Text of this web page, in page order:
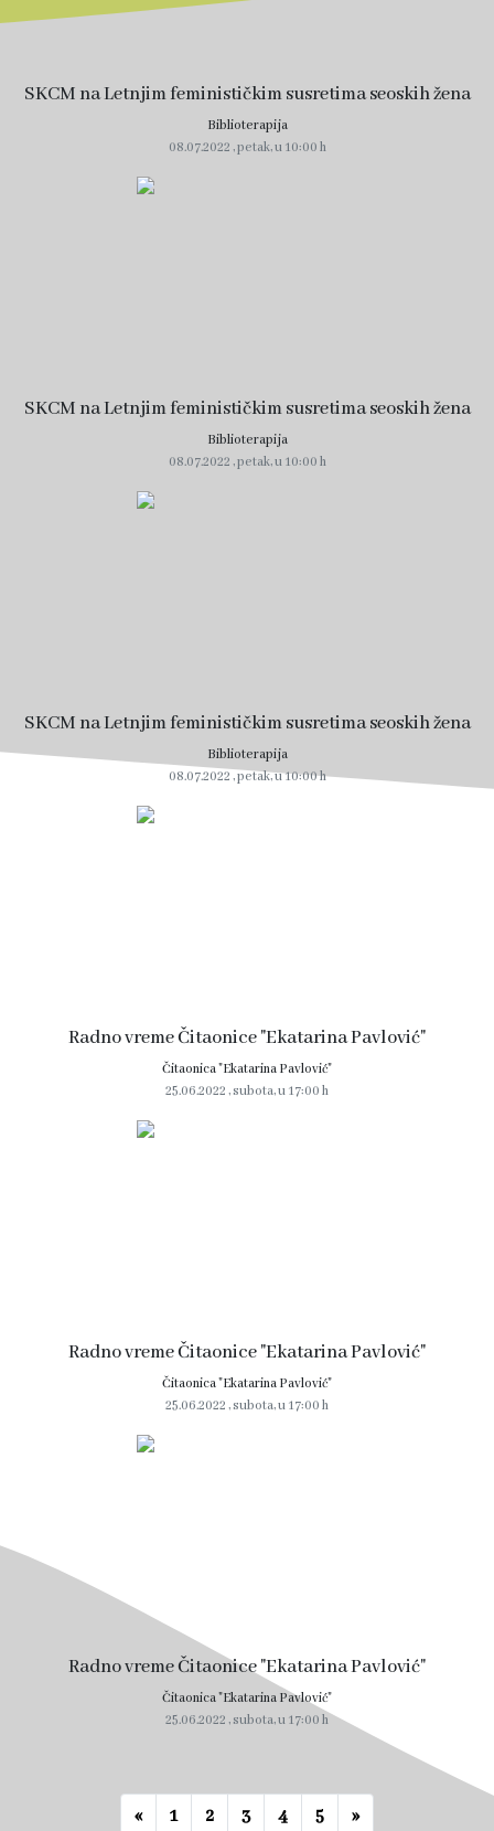
SKCM na Letnjim feminističkim susretima seoskih žena
Biblioterapija
08.07.2022 , petak, u 10:00 h
SKCM na Letnjim feminističkim susretima seoskih žena
Biblioterapija
08.07.2022 , petak, u 10:00 h
SKCM na Letnjim feminističkim susretima seoskih žena
Biblioterapija
08.07.2022 , petak, u 10:00 h
Radno vreme Čitaonice "Ekatarina Pavlović"
Čitaonica "Ekatarina Pavlović"
25.06.2022 , subota, u 17:00 h
Radno vreme Čitaonice "Ekatarina Pavlović"
Čitaonica "Ekatarina Pavlović"
25.06.2022 , subota, u 17:00 h
Radno vreme Čitaonice "Ekatarina Pavlović"
Čitaonica "Ekatarina Pavlović"
25.06.2022 , subota, u 17:00 h
«Prethodna
1 2 3 4 5 »Naredna